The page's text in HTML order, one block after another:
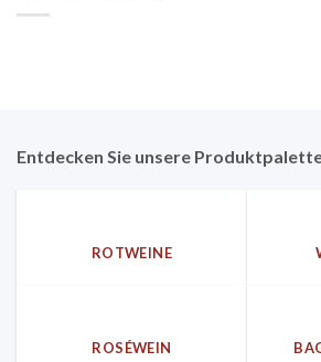
Entdecken Sie unsere
ROTWEINE
ROSÉWEIN